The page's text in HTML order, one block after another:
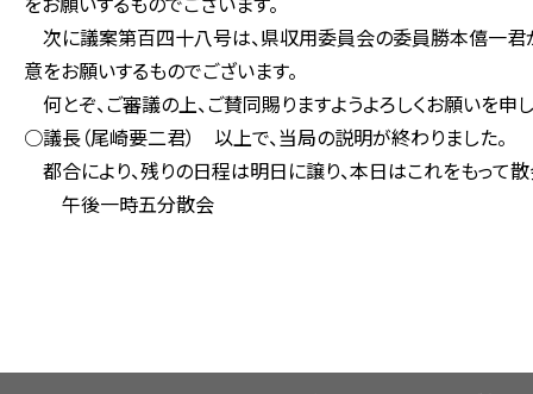
次に議案第百四十八号は、県収用委員会の委員勝本僖一君
意をお願いするものでございます。
何とぞ、ご審議の上、ご賛同賜りますようよろしくお願いを申
○議長（尾崎要二君） 以上で、当局の説明が終わりました。
都合により、残りの日程は明日に譲り、本日はこれをもって散
午後一時五分散会